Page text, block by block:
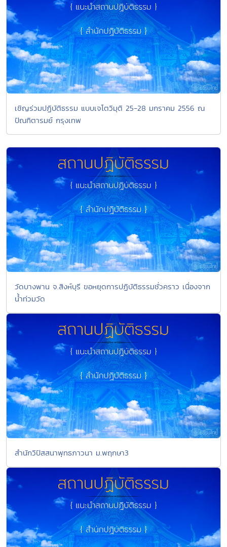
เชิญร่วมปฏิบัติธรรม แบบเจโตวิมุติ 25-28 มกราคม 2556 ณ
ปัณฑิตารมย์ กรุงเทพ
วัดบางพาน จ.สิงห์บุรี ขอหยุดการปฏิบัติธรรมชั่วคราว เนื่องจาก
น้ำท่วมวัด
สำนักวิปัสสนาพุทธภาวนา ม.พฤกษา3